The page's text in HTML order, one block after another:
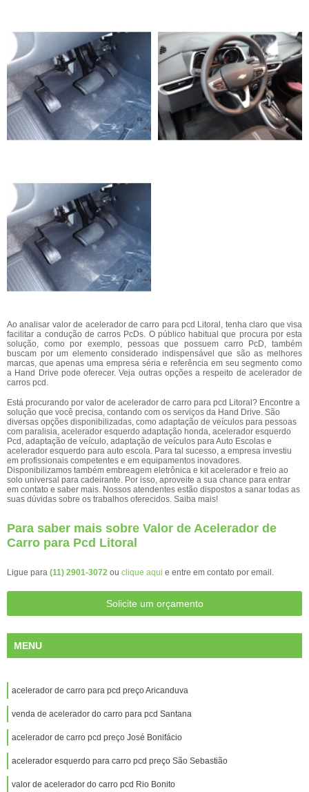
Ao analisar valor de acelerador de carro para pcd Litoral, tenha claro que visa
facilitar a condução de carros PcDs. O público habitual que procura por esta
solução, como por exemplo, pessoas que possuem carro PcD, também
buscam por um elemento considerado indispensável que são as melhores
marcas, que apenas uma empresa séria e referência em seu segmento como
a Hand Drive pode oferecer. Veja outras opções a respeito de acelerador de
carros pcd.
Está procurando por valor de acelerador de carro para pcd Litoral? Encontre a
solução que você precisa, contando com os serviços da Hand Drive. São
diversas opções disponibilizadas, como adaptação de veículos para pessoas
com paralisia, acelerador esquerdo adaptação honda, acelerador esquerdo
Pcd, adaptação de veículo, adaptação de veículos para Auto Escolas e
acelerador esquerdo para auto escola. Para tal sucesso, a empresa investiu
em profissionais competentes e em equipamentos inovadores.
Disponibilizamos também embreagem eletrônica e kit acelerador e freio ao
solo universal para cadeirante. Por isso, aproveite a sua chance para entrar
em contato e saber mais. Nossos atendentes estão dispostos a sanar todas as
suas dúvidas sobre os trabalhos oferecidos. Saiba mais!
Para saber mais sobre Valor de Acelerador de
Carro para Pcd Litoral
Ligue para (11) 2901-3072 ou clique aqui e entre em contato por email.
Solicite um orçamento
MENU
acelerador de carro para pcd preço Aricanduva
venda de acelerador do carro para pcd Santana
acelerador de carro pcd preço José Bonifácio
acelerador esquerdo para carro pcd preço São Sebastião
valor de acelerador do carro pcd Rio Bonito